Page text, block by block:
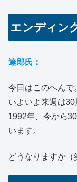
エンディン
達郎氏：
今日はこのへんで
いよいよ来週は30
1992年、今から
います。
どうなりますか（